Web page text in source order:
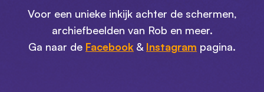
Voor een unieke inkijk achter de schermen,
archiefbeelden van Rob en meer.
Ga naar de Facebook & Instagram pagina.